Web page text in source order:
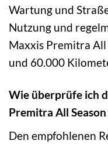
Wartung und
Nutzung und
Maxxis Premitra All
und 60.000
Wie überprüfe ich
Premitra All Season
Den empfohlenen